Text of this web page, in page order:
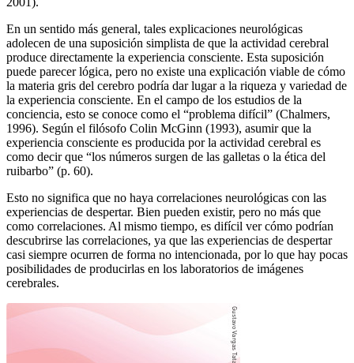
En un sentido más general, tales explicaciones neurológicas
adolecen de una suposición simplista de que la actividad cerebral
produce directamente la experiencia consciente. Esta suposición
puede parecer lógica, pero no existe una explicación viable de cómo
la materia gris del cerebro podría dar lugar a la riqueza y variedad de
la experiencia consciente. En el campo de los estudios de la
conciencia, esto se conoce como el “problema difícil” (Chalmers,
1996). Según el filósofo Colin McGinn (1993), asumir que la
experiencia consciente es producida por la actividad cerebral es
como decir que “los números surgen de las galletas o la ética del
ruibarbo” (p. 60).
Esto no significa que no haya correlaciones neurológicas con las
experiencias de despertar. Bien pueden existir, pero no más que
como correlaciones. Al mismo tiempo, es difícil ver cómo podrían
descubrirse las correlaciones, ya que las experiencias de despertar
casi siempre ocurren de forma no intencionada, por lo que hay pocas
posibilidades de producirlas en los laboratorios de imágenes
cerebrales.